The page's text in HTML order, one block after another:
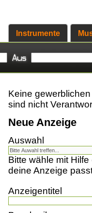
Instrumente
Keine
sind nicht
Neue Anzeige
Auswahl
Bitte wähle mit
deine Anzeige
Anzeigentitel